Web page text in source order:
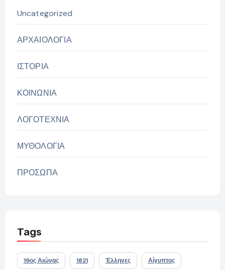
Uncategorized
ΑΡΧΑΙΟΛΟΓΙΑ
ΙΣΤΟΡΙΑ
ΚΟΙΝΩΝΙΑ
ΛΟΓΟΤΕΧΝΙΑ
ΜΥΘΟΛΟΓΙΑ
ΠΡΟΣΩΠΑ
Tags
19ος Αιώνας 1821 Έλληνες Αίγυπτος